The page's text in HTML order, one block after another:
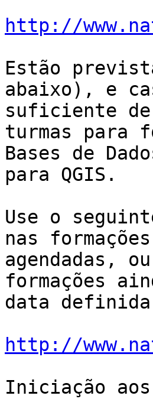
http://
Estão
abaixo), e
suficiente de
turmas para
Bases de
para QGIS.
Use o
nas formações
agendadas,
formações
data
http://
Iniciação